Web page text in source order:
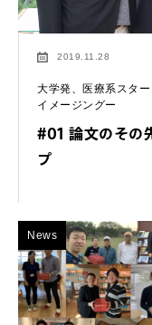
2019.11.28
大学発、医療系スタ
イメージングー
#01 論文のその
プ
News